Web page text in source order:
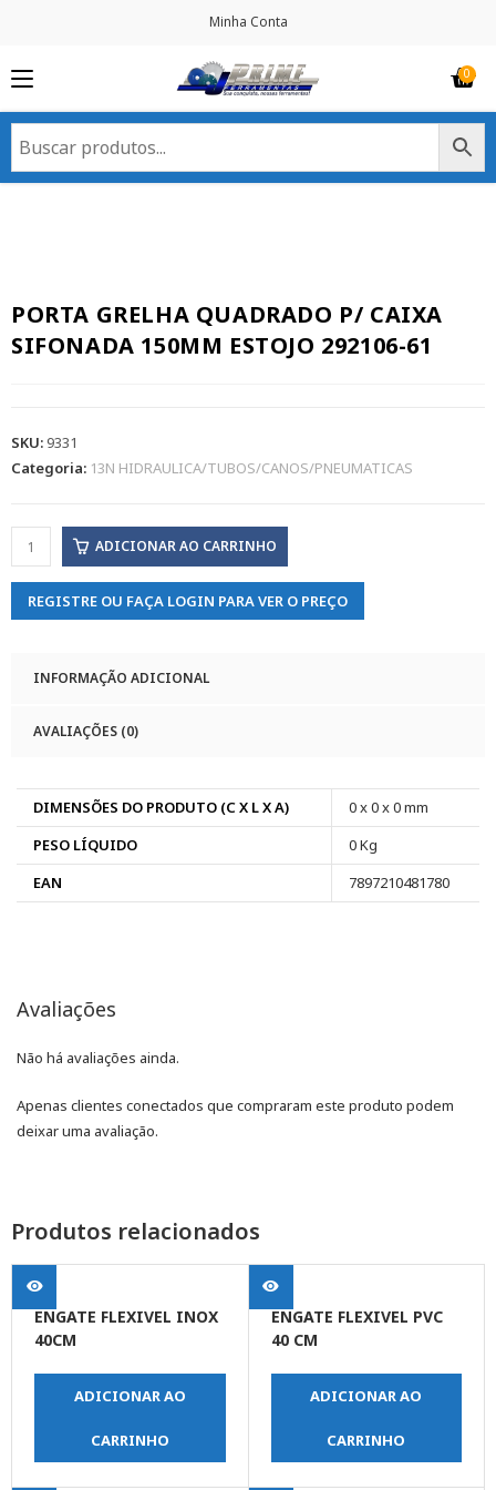
Minha Conta
PORTA GRELHA QUADRADO P/ CAIXA
SIFONADA 150MM ESTOJO 292106-61
SKU:9331
Categoria: 13N HIDRAULICA/TUBOS/CANOS/PNEUMATICAS
ADICIONAR AO CARRINHO
REGISTRE OU FAÇA LOGIN PARA VER O PREÇO
INFORMAÇÃO ADICIONAL
AVALIAÇÕES (0)
DIMENSÕES DO PRODUTO (C X L X A)
0 x 0 x 0 mm
PESO LÍQUIDO
0 Kg
EAN
7897210481780
Avaliações
Não há avaliações ainda.
Apenas clientes conectados que compraram este produto podem
deixar uma avaliação.
Produtos relacionados
ENGATE FLEXIVEL INOX
40CM
ADICIONAR AO
CARRINHO
ENGATE FLEXIVEL PVC
40 CM
ADICIONAR AO
CARRINHO